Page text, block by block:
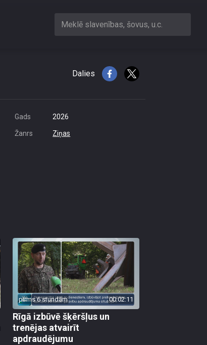
Meklē slavenības, šovus, u.c.
Dalies
Gads 2026
Žanrs Ziņas
pirms 6 stundām 00:02:11
Rīgā izbūvē šķēršļus un
trenējas atvairīt
apdraudējumu